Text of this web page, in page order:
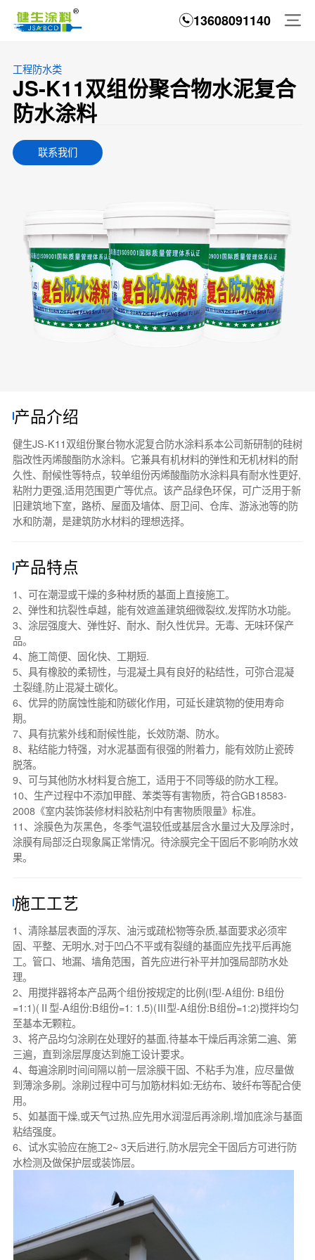
13608091140
首页
关于我们
产品展示
联系我们
工程防水类
JS-K11双组份聚合物水泥复合
防水涂料
联系我们
产品介绍
健生JS-K11双组份聚台物水泥复合防水涂料系本公司新研制的硅树
脂改性丙烯酸酯防水涂料。它兼具有机材料的弹性和无机材料的耐
久性、耐候性等特点，较单组份丙烯酸酯防水涂料具有耐水性更好,
粘附力更强,适用范围更广等优点。该产品绿色环保，可广泛用于新
旧建筑地下室，路桥、屋面及墙体、厨卫间、仓库、游泳池等的防
水和防潮，是建筑防水材料的理想选择。
产品特点
1、可在潮湿或干燥的多种材质的基面上直接施工。
2、弹性和抗裂性卓越，能有效遮盖建筑细微裂纹,发挥防水功能。
3、涂层强度大、弹性好、耐水、耐久性优异。无毒、无味环保产
品。
4、施工简便、固化快、工期短.
5、具有橡胶的柔韧性，与混凝土具有良好的粘结性，可弥合混凝
土裂缝,防止混凝土碳化。
6、优异的防腐蚀性能和防碳化作用，可延长建筑物的使用寿命
期。
7、具有抗紫外线和耐候性能，长效防潮、防水。
8、粘结能力特强，对水泥基面有很强的附着力，能有效防止瓷砖
脱落。
9、可与其他防水材料复合施工，适用于不同等级的防水工程。
10、生产过程中不添加甲醛、苯类等有害物质，符合GB18583-
2008《室内装饰装修材料胶粘剂中有害物质限量》标准。
11、涂膜色为灰黑色，冬季气温较低或基层含水量过大及厚涂时，
涂膜有局部泛白现象属正常情况。待涂膜完全干固后不影响防水效
果。
施工工艺
1、清除基层表面的浮灰、油污或疏松物等杂质,基面要求必须牢
固、平整、无明水,对于凹凸不平或有裂缝的基面应先找平后再施
工。管口、地漏、墙角范围，首先应进行补平并加强局部防水处
理。
2、用搅拌器将本产品两个组份按规定的比例(I型-A组份: B组份
=1:1)(Ⅱ型-A组份:B组份=1: 1.5)(Ⅲ型-A组份:B组份=1:2)搅拌均匀
至基本无颗粒。
3、将产品均匀涂刷在处理好的基面,待基本干燥后再涂第二遍、第
三遍，直到涂层厚度达到施工设计要求。
4、每遍涂刷时间间隔以前一层涂膜干固、不粘手为准，应尽量做
到薄涂多刷。涂刷过程中可与加筋材料如:无纺布、玻纤布等配合使
用。
5、如基面干燥,或天气过热,应先用水润湿后再涂刷,增加底涂与基面
粘结强度。
6、试水实验应在施工2~ 3天后进行,防水层完全干固后方可进行防
水检测及做保护层或装饰层。